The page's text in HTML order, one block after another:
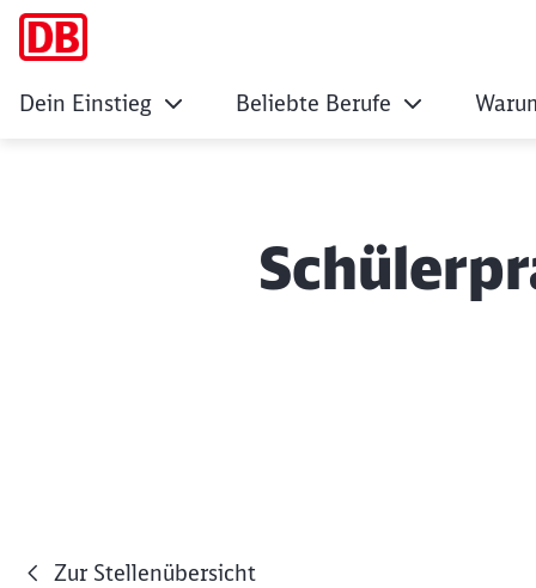
Dein Einstieg Beliebte Berufe
Zur Stellenübersicht